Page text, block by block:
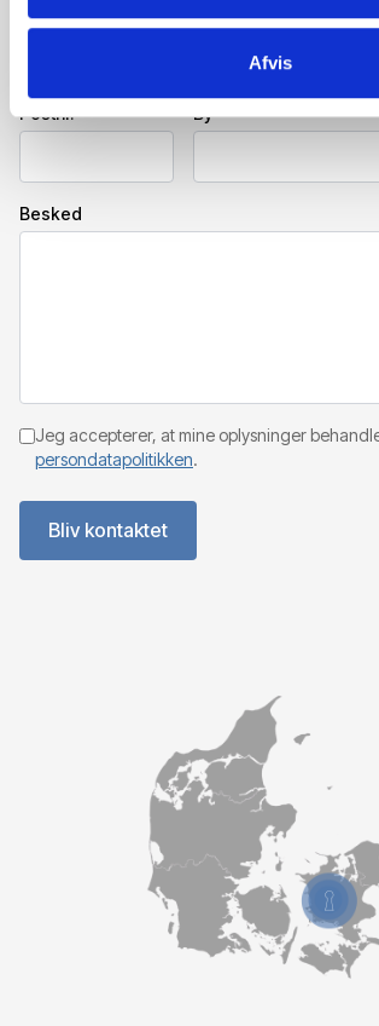
Afvis
Adresse
Postnr. By
Besked
Jeg accepterer, at mine oplysninger
persondatapolitikken.
Bliv kontaktet